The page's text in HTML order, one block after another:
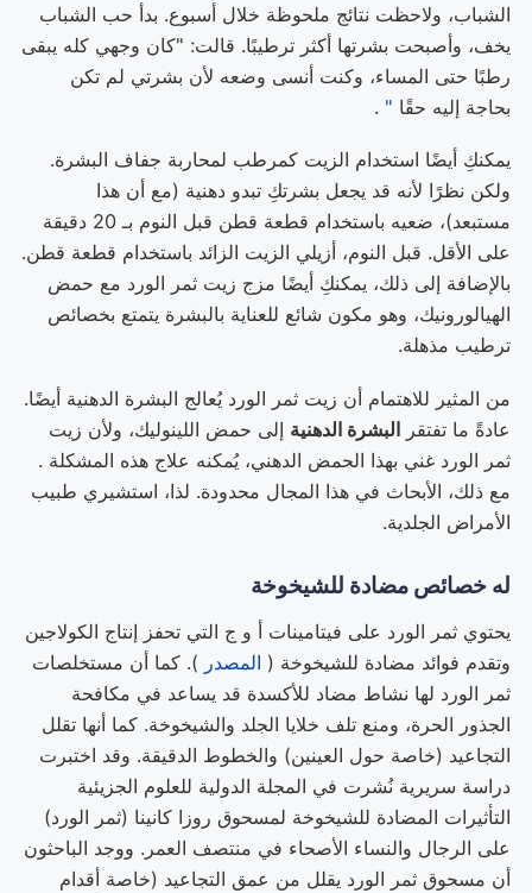
الشباب، ولاحظت نتائج ملحوظة خلال أسبوع. بدأ حب الشباب
يخف، وأصبحت بشرتها أكثر ترطيبًا. قالت: "كان وجهي كله يبقى
رطبًا حتى المساء، وكنت أنسى وضعه لأن بشرتي لم تكن
بحاجة إليه حقًا "
.
يمكنكِ أيضًا استخدام الزيت كمرطب لمحاربة جفاف البشرة.
ولكن نظرًا لأنه قد يجعل بشرتكِ تبدو دهنية (مع أن هذا
مستبعد)، ضعيه باستخدام قطعة قطن قبل النوم بـ 20 دقيقة
على الأقل. قبل النوم، أزيلي الزيت الزائد باستخدام قطعة قطن.
بالإضافة إلى ذلك، يمكنكِ أيضًا مزج زيت ثمر الورد مع حمض
الهيالورونيك، وهو مكون شائع للعناية بالبشرة يتمتع بخصائص
ترطيب مذهلة.
من المثير للاهتمام أن زيت ثمر الورد يُعالج البشرة الدهنية أيضًا.
عادةً ما تفتقر البشرة الدهنية إلى حمض اللينوليك، ولأن زيت
ثمر الورد غني بهذا الحمض الدهني، يُمكنه علاج هذه المشكلة .
مع ذلك، الأبحاث في هذا المجال محدودة. لذا، استشيري طبيب
الأمراض الجلدية.
له خصائص مضادة للشيخوخة
يحتوي ثمر الورد على فيتامينات أ و ج التي تحفز إنتاج الكولاجين
وتقدم فوائد مضادة للشيخوخة ( المصدر ). كما أن مستخلصات
ثمر الورد لها نشاط مضاد للأكسدة قد يساعد في مكافحة
الجذور الحرة، ومنع تلف خلايا الجلد والشيخوخة. كما أنها تقلل
التجاعيد (خاصة حول العينين) والخطوط الدقيقة. وقد اختبرت
دراسة سريرية نُشرت في المجلة الدولية للعلوم الجزيئية
التأثيرات المضادة للشيخوخة لمسحوق روزا كانينا (ثمر الورد)
على الرجال والنساء الأصحاء في منتصف العمر. ووجد الباحثون
أن مسحوق ثمر الورد يقلل من عمق التجاعيد (خاصة أقدام